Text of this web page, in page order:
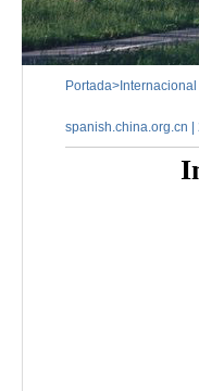
Portada>Internacional
spanish.china.org.cn |